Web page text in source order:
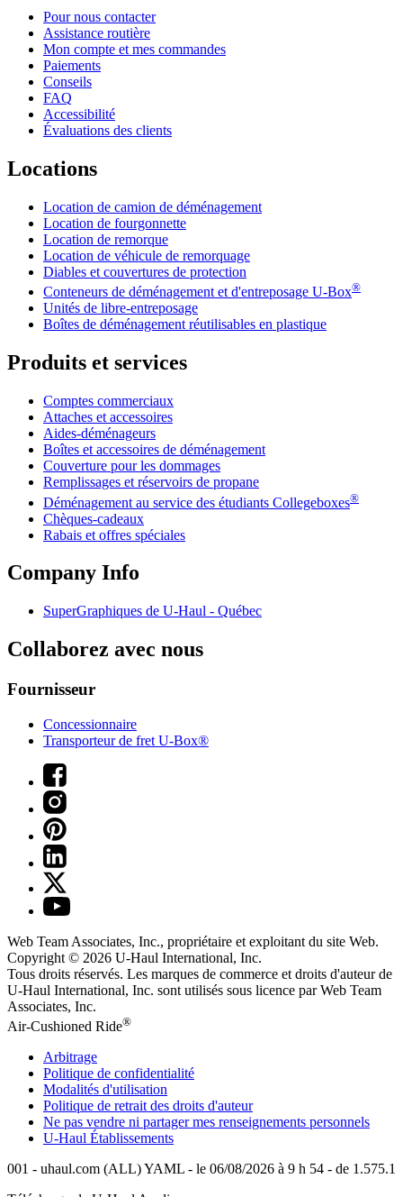
Pour nous contacter
Assistance routière
Mon compte et mes commandes
Paiements
Conseils
FAQ
Accessibilité
Évaluations des clients
Locations
Location de camion de déménagement
Location de fourgonnette
Location de remorque
Location de véhicule de remorquage
Diables et couvertures de protection
Conteneurs de déménagement et d'entreposage U-Box®
Unités de libre-entreposage
Boîtes de déménagement réutilisables en plastique
Produits et services
Comptes commerciaux
Attaches et accessoires
Aides-déménageurs
Boîtes et accessoires de déménagement
Couverture pour les dommages
Remplissages et réservoirs de propane
Déménagement au service des étudiants Collegeboxes®
Chèques-cadeaux
Rabais et offres spéciales
Company Info
SuperGraphiques de U-Haul - Québec
Collaborez avec nous
Fournisseur
Concessionnaire
Transporteur de fret U-Box®
Web Team Associates, Inc., propriétaire et exploitant du site Web.
Copyright © 2026 U-Haul International, Inc.
Tous droits réservés. Les marques de commerce et droits d'auteur de
U-Haul International, Inc. sont utilisés sous licence par Web Team
Associates, Inc.
Air-Cushioned Ride®
Arbitrage
Politique de confidentialité
Modalités d'utilisation
Politique de retrait des droits d'auteur
Ne pas vendre ni partager mes renseignements personnels
U-Haul Établissements
001 - uhaul.com (ALL) YAML - le 06/08/2026 à 9 h 54 - de 1.575.1